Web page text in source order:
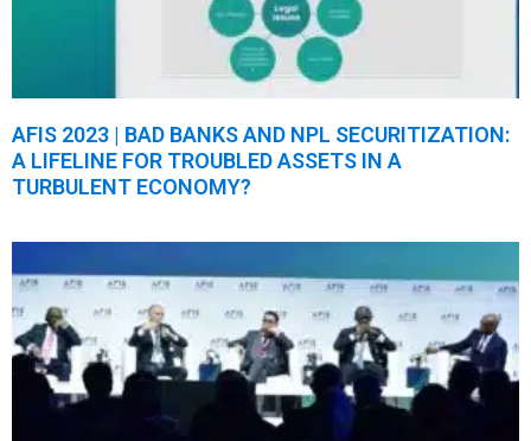
AFIS 2023 | BAD BANKS AND NPL SECURITIZATION:
A LIFELINE FOR TROUBLED ASSETS IN A
TURBULENT ECONOMY?